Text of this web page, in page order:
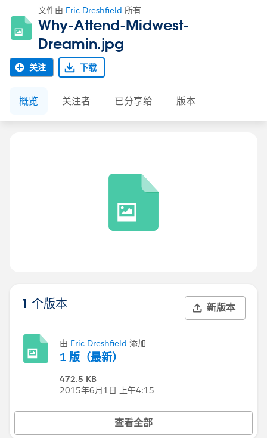
文件由 Eric Dreshfield 所有
Why-Attend-Midwest-
Dreamin.jpg
关注 下载
概览 关注者 已分享给 版本
1 个版本 新版本
由 Eric Dreshfield 添加
1 版（最新）
472.5 KB
2015年6月1日 上午4:15
查看全部